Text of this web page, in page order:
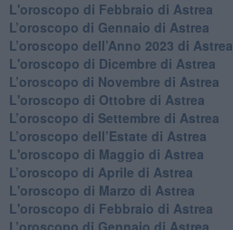
L'oroscopo di Febbraio di Astrea
​L’oroscopo di Gennaio di Astrea
​L’oroscopo dell’Anno 2023 di Astrea
L'oroscopo di Dicembre di Astrea
L’oroscopo di Novembre di Astrea
L'oroscopo di Ottobre di Astrea
​L’oroscopo di Settembre di Astrea
​L’oroscopo dell’Estate di Astrea
L'oroscopo di Maggio di Astrea
​L’oroscopo di Aprile di Astrea
L'oroscopo di Marzo di Astrea
L'oroscopo di Febbraio di Astrea
​L’oroscopo di Gennaio di Astrea